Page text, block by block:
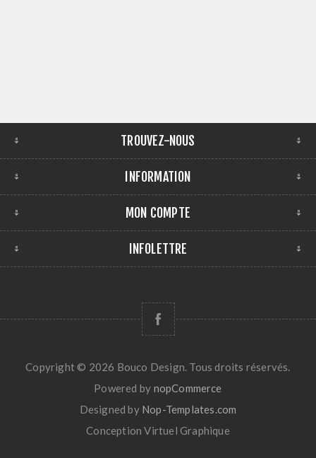
TROUVEZ-NOUS
INFORMATION
MON COMPTE
INFOLETTRE
Copyright © 2026 Bouco Design. Tous droits réservés.
Powered by nopCommerce
Designed by Nop-Templates.com
ConceptionVirtuel Graphique